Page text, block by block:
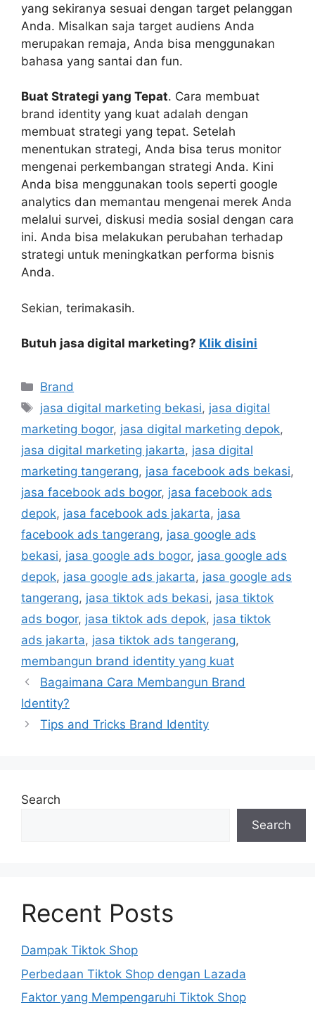
yang sekiranya sesuai dengan target pelanggan
Anda. Misalkan saja target audiens Anda
merupakan remaja, Anda bisa menggunakan
bahasa yang santai dan fun.
Buat Strategi yang Tepat. Cara membuat
brand identity yang kuat adalah dengan
membuat strategi yang tepat. Setelah
menentukan strategi, Anda bisa terus monitor
mengenai perkembangan strategi Anda. Kini
Anda bisa menggunakan tools seperti google
analytics dan memantau mengenai merek Anda
melalui survei, diskusi media sosial dengan cara
ini. Anda bisa melakukan perubahan terhadap
strategi untuk meningkatkan performa bisnis
Anda.
Sekian, terimakasih.
Butuh jasa digital marketing? Klik disini
Brand
jasa digital marketing bekasi, jasa digital
marketing bogor, jasa digital marketing depok,
jasa digital marketing jakarta, jasa digital
marketing tangerang, jasa facebook ads bekasi,
jasa facebook ads bogor, jasa facebook ads
depok, jasa facebook ads jakarta, jasa
facebook ads tangerang, jasa google ads
bekasi, jasa google ads bogor, jasa google ads
depok, jasa google ads jakarta, jasa google ads
tangerang, jasa tiktok ads bekasi, jasa tiktok
ads bogor, jasa tiktok ads depok, jasa tiktok
ads jakarta, jasa tiktok ads tangerang,
membangun brand identity yang kuat
Bagaimana Cara Membangun Brand
Identity?
Tips and Tricks Brand Identity
Search
Search
Recent Posts
Dampak Tiktok Shop
Perbedaan Tiktok Shop dengan Lazada
Faktor yang Mempengaruhi Tiktok Shop